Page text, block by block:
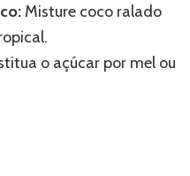
Misture coco ralado
o açúcar por mel ou